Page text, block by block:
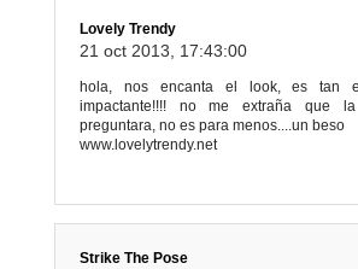
Lovely Trendy
21 oct 2013, 17:43:00
hola, nos encanta el look, es tan
impactante!!!! no me extraña que
preguntara, no es para menos....un beso
www.lovelytrendy.net
Strike The Pose